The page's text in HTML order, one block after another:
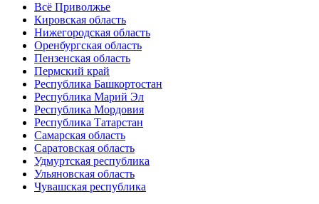
Всё Приволжье
Кировская область
Нижегородская область
Оренбургская область
Пензенская область
Пермский край
Республика Башкортостан
Республика Марий Эл
Республика Мордовия
Республика Татарстан
Самарская область
Саратовская область
Удмуртская республика
Ульяновская область
Чувашская республика